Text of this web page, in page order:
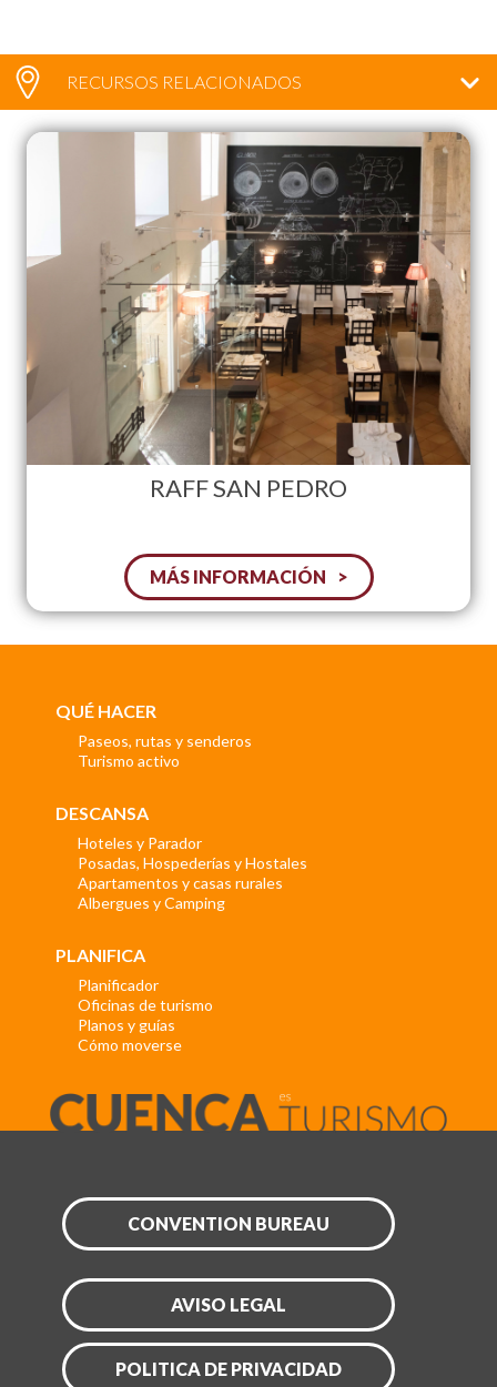
RECURSOS RELACIONADOS
RAFF SAN PEDRO
MÁS INFORMACIÓN
QUÉ HACER
Paseos, rutas y senderos
Turismo activo
DESCANSA
Hoteles y Parador
Posadas, Hospederías y Hostales
Apartamentos y casas rurales
Albergues y Camping
PLANIFICA
Planificador
Oficinas de turismo
Planos y guías
Cómo moverse
CONVENTION BUREAU
AVISO LEGAL
POLITICA DE PRIVACIDAD